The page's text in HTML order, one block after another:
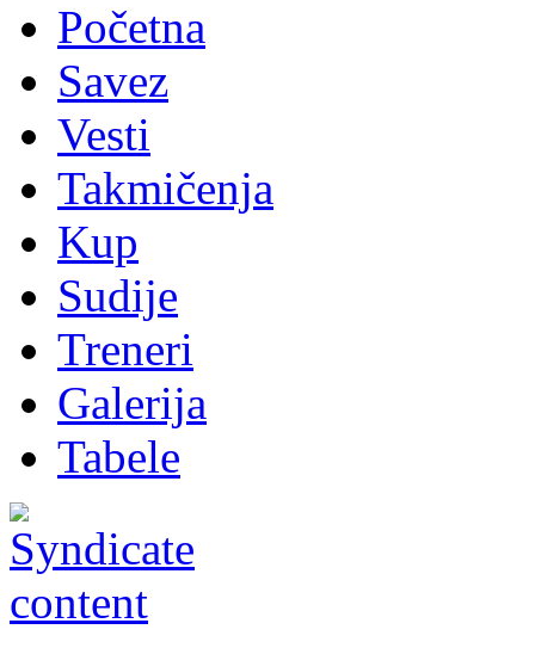
Početna
Savez
Vesti
Takmičenja
Kup
Sudije
Treneri
Galerija
Tabele